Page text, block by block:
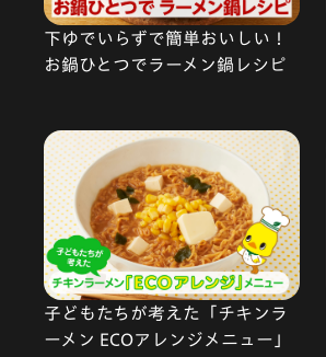
下ゆでいらずで簡単おいしい！
お鍋ひとつでラーメン鍋レシピ
子どもたちが考えた「チキンラ
ーメン ECOアレンジメニュー」